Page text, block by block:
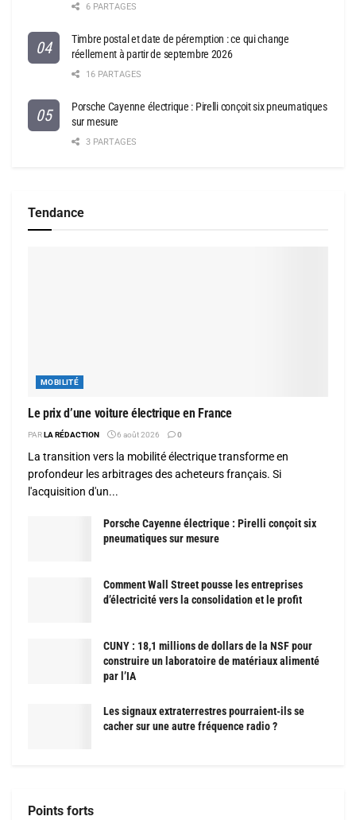
6 PARTAGES
Timbre postal et date de péremption : ce qui change
réellement à partir de septembre 2026
16 PARTAGES
Porsche Cayenne électrique : Pirelli conçoit six pneumatiques
sur mesure
3 PARTAGES
Tendance
MOBILITÉ
Le prix d’une voiture électrique en France
PARLA RÉDACTION 6 août 2026 0
La transition vers la mobilité électrique transforme en
profondeur les arbitrages des acheteurs français. Si
l'acquisition d'un...
Porsche Cayenne électrique : Pirelli conçoit six
pneumatiques sur mesure
Comment Wall Street pousse les entreprises
d’électricité vers la consolidation et le profit
CUNY : 18,1 millions de dollars de la NSF pour
construire un laboratoire de matériaux alimenté
par l’IA
Les signaux extraterrestres pourraient-ils se
cacher sur une autre fréquence radio ?
Points forts